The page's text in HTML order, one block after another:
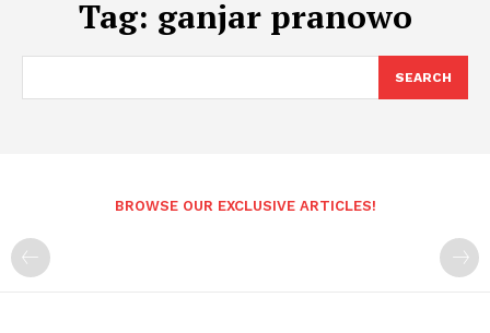
Tag: ganjar pranowo
SEARCH
BROWSE OUR EXCLUSIVE ARTICLES!